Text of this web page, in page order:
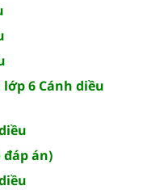
6 Cánh diều
đáp án)